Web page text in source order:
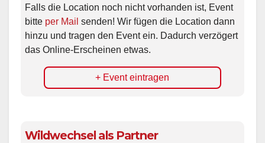
Falls die Location noch nicht vorhanden ist, Event
bitte per Mail senden! Wir fügen die Location dann
hinzu und tragen den Event ein. Dadurch verzögert
das Online-Erscheinen etwas.
+ Event eintragen
Wildwechsel als Partner